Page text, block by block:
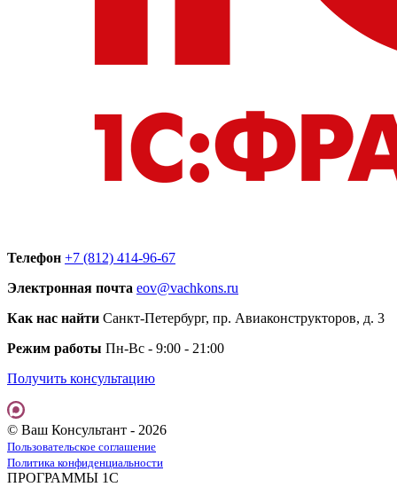
Телефон +7 (812) 414-96-67
Электронная почта eov@vachkons.ru
Как нас найти Санкт-Петербург, пр. Авиаконструкторов, д. 3
Режим работы Пн-Вс - 9:00 - 21:00
Получить консультацию
© Ваш Консультант - 2026
Пользовательское соглашение
Политика конфиденциальности
ПРОГРАММЫ 1С